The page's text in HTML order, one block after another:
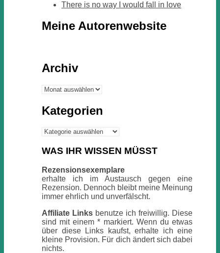
There is no way I would fall in love
Meine Autorenwebsite
Archiv
Archiv
Kategorien
Kategorien
WAS IHR WISSEN MÜSST
Rezensionsexemplare
erhalte ich im Austausch gegen eine
Rezension. Dennoch bleibt meine Meinung
immer ehrlich und unverfälscht.
Affiliate Links benutze ich freiwillig. Diese
sind mit einem * markiert. Wenn du etwas
über diese Links kaufst, erhalte ich eine
kleine Provision. Für dich ändert sich dabei
nichts.